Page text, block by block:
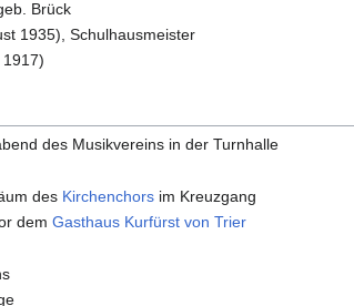
Brück
1935), Schulhausmeister
des Musikvereins in der Turnhalle
des Kirchenchors im Kreuzgang
demGasthaus Kurfürst von Trier